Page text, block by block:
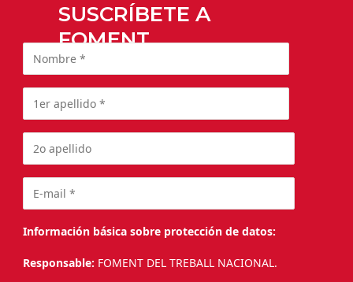
SUSCRÍBETE A
FOMENT
Información básica sobre protección de datos:
Responsable: FOMENT DEL TREBALL NACIONAL.